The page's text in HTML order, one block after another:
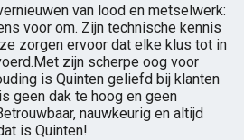
van lood en metselwerk:
voor om. Zijn technische kennis
zorgen ervoor dat elke klus tot in
zijn scherpe oog voor
is Quinten geliefd bij klanten
geen dak te hoog en geen
nauwkeurig en altijd
is Quinten!